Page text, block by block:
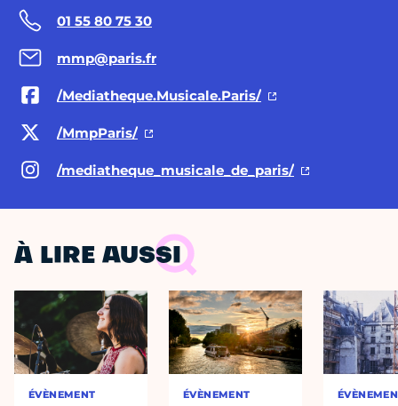
01 55 80 75 30
mmp@paris.fr
/Mediatheque.Musicale.Paris/
/MmpParis/
/mediatheque_musicale_de_paris/
À LIRE AUSSI
ÉVÈNEMENT ÉVÈNEMENT